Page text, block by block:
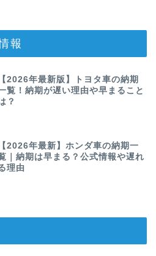
報
【2026年最新版】トヨタ車の納期
覧！納期が遅い理由や早まること
？
【2026年最新】ホンダ車の納期一
｜納期は早まる？公式情報や遅れ
理由